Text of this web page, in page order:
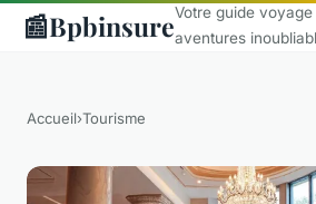
📰BpbinsureVotre guide
aventures
Accueil›Tourisme